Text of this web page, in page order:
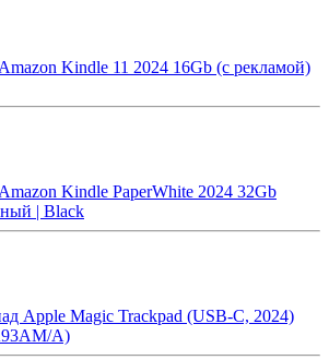
Kindle 11 2024 16Gb (с рекламой)
Kindle PaperWhite 2024 32Gb
| Black
Apple Magic Trackpad (USB-C, 2024)
A)